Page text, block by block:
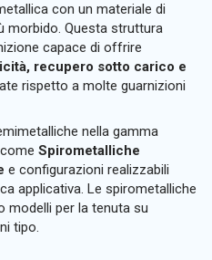
con un materiale di
morbido. Questa struttura
capace di offrire
recupero sotto carico e
rispetto a molte guarnizioni
nella gamma
Spirometalliche
e configurazioni realizzabili
applicativa. Le spirometalliche
modelli per la tenuta su
tipo.